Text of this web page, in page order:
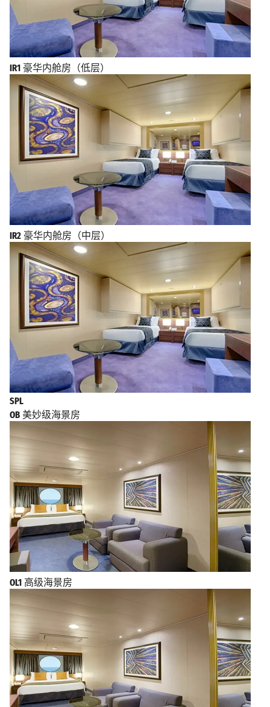
IR1 豪华内舱房（低层）
IR2 豪华内舱房（中层）
SPL
OB 美妙级海景房
OL1 高级海景房